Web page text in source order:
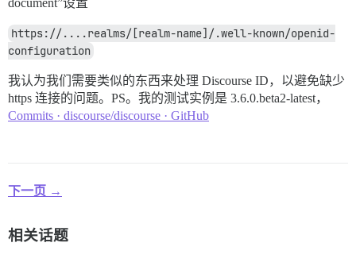
document”设置
https://....realms/[realm-name]/.well-known/openid-
configuration
我认为我们需要类似的东西来处理 Discourse ID，以避免缺少
https 连接的问题。PS。我的测试实例是 3.6.0.beta2-latest，
Commits · discourse/discourse · GitHub
下一页 →
相关话题